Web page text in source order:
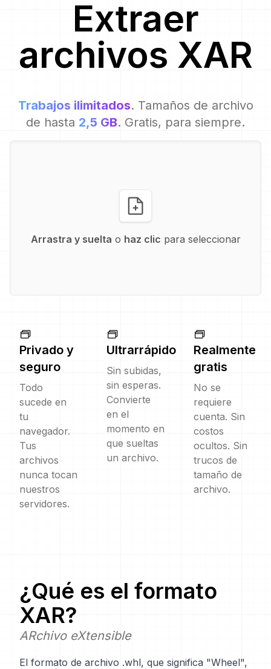
Extraer
archivos XAR
Trabajos ilimitados. Tamaños de archivo
de hasta 2,5 GB. Gratis, para siempre.
Arrastra y suelta o haz clic para seleccionar
Privado y
seguro
Todo
sucede en
tu
navegador.
Tus
archivos
nunca tocan
nuestros
servidores.
Ultrarrápido
Sin subidas,
sin esperas.
Convierte
en el
momento en
que sueltas
un archivo.
Realmente
gratis
No se
requiere
cuenta. Sin
costos
ocultos. Sin
trucos de
tamaño de
archivo.
¿Qué es el formato
XAR?
ARchivo eXtensible
El formato de archivo .whl, que significa "Wheel",